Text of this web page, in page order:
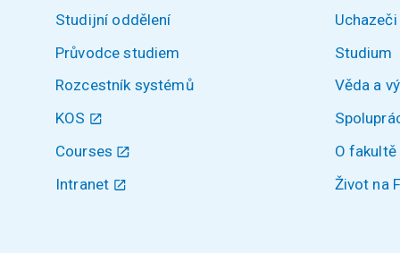
Studijní oddělení
Průvodce studiem
Rozcestník systémů
KOS
Courses
Intranet
Uchazeči
Studium
Věda a
O fakultě
Život na